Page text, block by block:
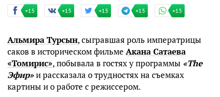
+15 +15 +15 +15 +15
Альмира Турсын, сыгравшая роль императрицы
саков в историческом фильме Акана Сатаева
«Томирис», побывала в гостях у программы «The
Эфир»и рассказала о трудностях на съемках
картины и о работе с режиссером.